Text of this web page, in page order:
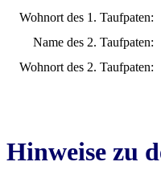
Wohnort des 1. Taufpaten:
Name des 2. Taufpaten:
Wohnort des 2. Taufpaten:
Hinweise zu